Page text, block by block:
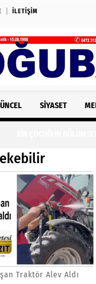
İLETIŞIM
SIYASET
Traktör Alev Aldı